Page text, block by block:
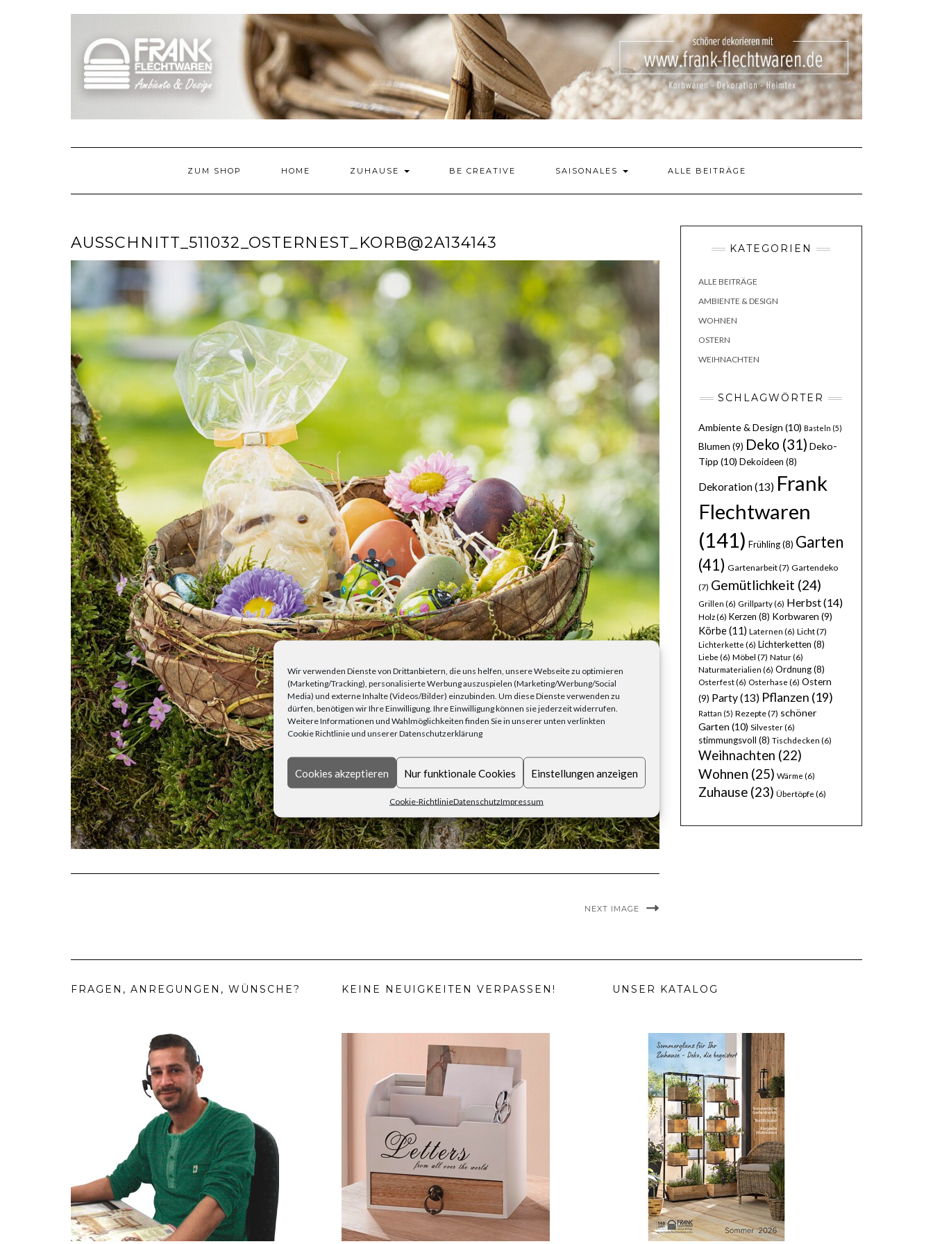
Wir verwenden Dienste von Drittanbietern, die uns helfen, unsere Webseite zu optimieren
(Marketing/Tracking), personalisierte Werbung auszuspielen (Marketing/Werbung/Social
Media) und externe Inhalte (Videos/Bilder) einzubinden. Um diese Dienste verwenden zu
dürfen, benötigen wir Ihre Einwilligung. Ihre Einwilligung können sie jederzeit widerrufen.
Weitere Informationen und Wahlmöglichkeiten finden Sie in unserer unten verlinkten
Cookie Richtlinie und unserer Datenschutzerklärung
Cookies akzeptieren Nur funktionale Cookies Einstellungen anzeigen
Cookie-RichtlinieDatenschutzImpressum
ZUM SHOP HOME ZUHAUSE BE CREATIVE SAISONALES ALLE BEITRÄGE
AUSSCHNITT_511032_OSTERNEST_KORB@2A134143
NEXT IMAGE
KATEGORIEN
ALLE BEITRÄGE
AMBIENTE & DESIGN
WOHNEN
OSTERN
WEIHNACHTEN
SCHLAGWÖRTER
Ambiente & Design (10) Basteln (5)
Blumen (9) Deko (31) Deko-
Tipp (10) Dekoideen (8)
Dekoration(13) Frank
Flechtwaren
(141) Frühling(8) Garten
(41) Gartenarbeit(7) Gartendeko
(7) Gemütlichkeit (24)
Grillen (6) Grillparty(6) Herbst(14)
Holz(6) Kerzen (8) Korbwaren (9)
Körbe(11) Laternen (6) Licht(7)
Lichterkette (6) Lichterketten (8)
Liebe (6) Möbel (7) Natur(6)
Naturmaterialien (6) Ordnung(8)
Osterfest(6) Osterhase (6) Ostern
(9) Party(13) Pflanzen (19)
Rattan (5) Rezepte(7) schöner
Garten (10) Silvester(6)
stimmungsvoll (8) Tischdecken (6)
Weihnachten (22)
Wohnen (25) Wärme (6)
Zuhause(23) Übertöpfe (6)
FRAGEN, ANREGUNGEN, WÜNSCHE? KEINE NEUIGKEITEN VERPASSEN! UNSER KATALOG